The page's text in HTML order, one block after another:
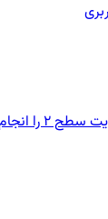
انجام دهم؟